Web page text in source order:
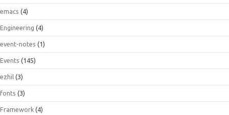
emacs (4)
Engineering (4)
event-notes (1)
Events (145)
ezhil (3)
fonts (3)
Framework (4)